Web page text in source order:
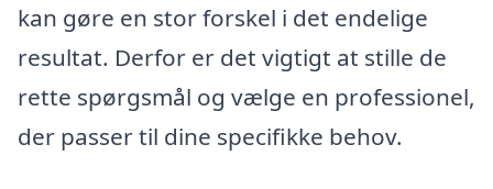
kan gøre en stor forskel i det endelige
resultat. Derfor er det vigtigt at stille de
rette spørgsmål og vælge en professionel,
der passer til dine specifikke behov.